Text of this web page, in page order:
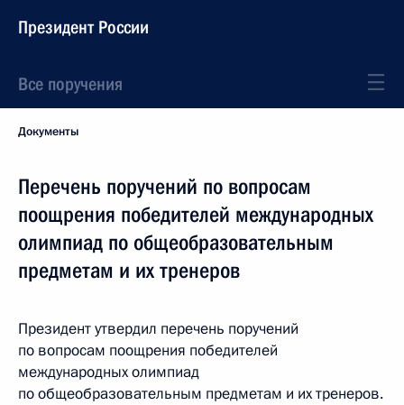
Президент России
Все поручения
Документы
Перечень поручений по вопросам
поощрения победителей международных
олимпиад по общеобразовательным
предметам и их тренеров
Президент утвердил перечень поручений
по вопросам поощрения победителей
международных олимпиад
по общеобразовательным предметам и их тренеров.